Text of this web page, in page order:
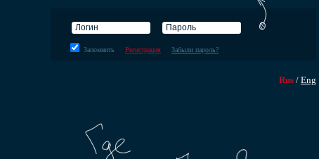
Запомнить Регистрация Забыли пароль?
Rus / Eng